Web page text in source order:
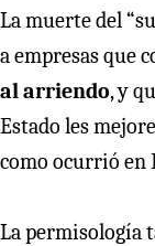
La muerte del
a empresas que
al arriendo, y
Estado les
como ocurrió en
La permisología